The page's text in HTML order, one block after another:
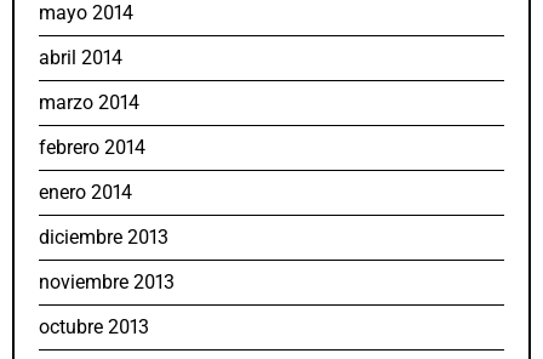
mayo 2014
abril 2014
marzo 2014
febrero 2014
enero 2014
diciembre 2013
noviembre 2013
octubre 2013